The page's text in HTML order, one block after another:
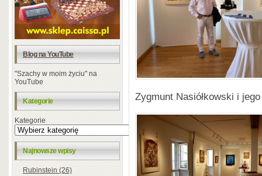
Blog na YouTube
"Szachy w moim życiu" na
YouTube
Kategorie
Kategorie
Najnowsze wpisy
Rubinstein (26)
Zygmunt Nasiółkowski i jego